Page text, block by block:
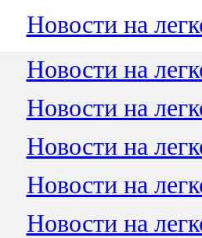
Новости на
Новости на
Новости на
Новости на
Новости на
Новости на